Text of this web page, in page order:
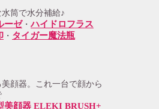
筒で水分補給♪
ーゼ・ハイドロフラス
・ タイガー魔法瓶
顔器。これ一台で顔から
美顔器 ELEKI BRUSH+